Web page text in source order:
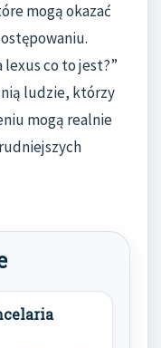
mogą okazać
co to jest?”
ludzie, którzy
mogą realnie